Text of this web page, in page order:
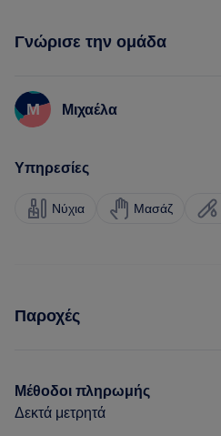
Γνώρισε την ομάδα
Μ Μιχαέλα
Υπηρεσίες
Νύχια Μασάζ
Παροχές
Μέθοδοι πληρωμής
Δεκτά μετρητά